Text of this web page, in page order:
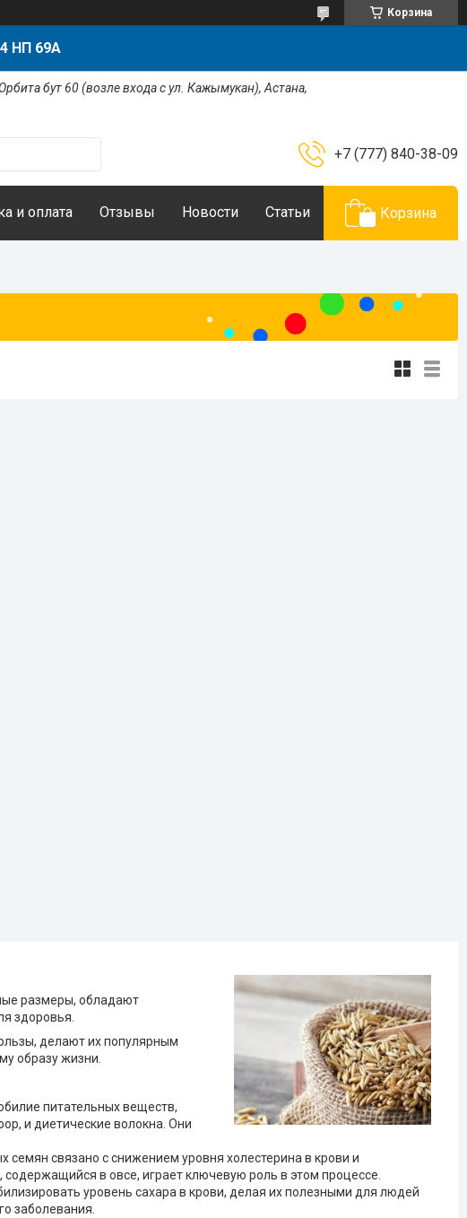
Корзина
НП 69А
бут 60 (возле входа с ул. Кажымукан), Астана,
+7 (777) 840-38-09
и оплата Отзывы Новости Статьи Корзина
размеры, обладают
здоровья.
делают их популярным
образу жизни.
питательных веществ,
и диетические волокна. Они
семян связано с снижением уровня холестерина в крови и
в овсе, играет ключевую роль в этом процессе.
уровень сахара в крови, делая их полезными для людей
заболевания.